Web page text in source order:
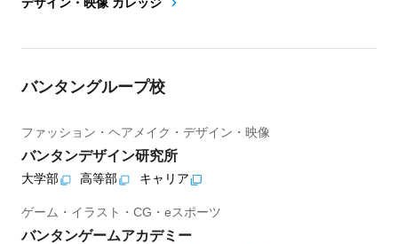
バンタングループ校
ファッション・ヘアメイク・デザイン・映像
バンタンデザイン研究所
大学部 高等部 キャリア
ゲーム・イラスト・CG・eスポーツ
バンタンゲームアカデミー